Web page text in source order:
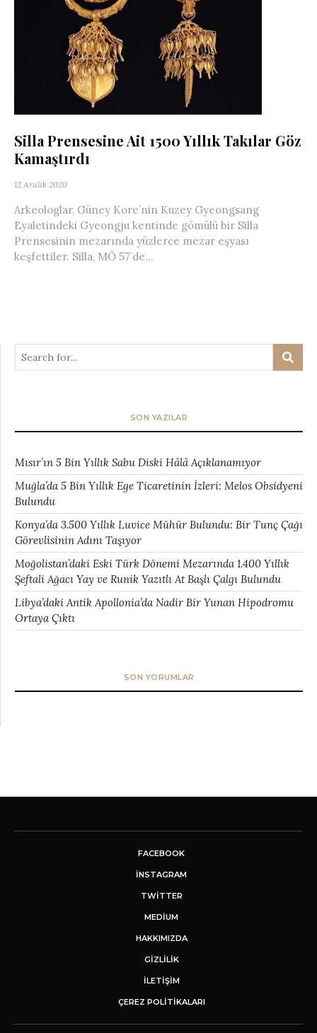
Silla Prensesine Ait 1500 Yıllık Takılar Göz
Kamaştırdı
12 Aralık 2020
Arkeologlar, Güney Kore’nin Kuzey Gyeongsang
Eyaletindeki Gyeongju kentinde gömülü bir Silla
Prensesinin mezarında yüzlerce mezar eşyası
keşfettiler. Silla, MÖ 57’de...
SON YAZILAR
Mısır’ın 5 Bin Yıllık Sabu Diski Hâlâ Açıklanamıyor
Muğla’da 5 Bin Yıllık Ege Ticaretinin İzleri: Melos Obsidyeni
Bulundu
Konya’da 3.500 Yıllık Luvice Mühür Bulundu: Bir Tunç Çağı
Görevlisinin Adını Taşıyor
Moğolistan’daki Eski Türk Dönemi Mezarında 1.400 Yıllık
Şeftali Ağacı Yay ve Runik Yazıtlı At Başlı Çalgı Bulundu
Libya’daki Antik Apollonia’da Nadir Bir Yunan Hipodromu
Ortaya Çıktı
SON YORUMLAR
FACEBOOK
INSTAGRAM
TWITTER
MEDIUM
HAKKIMIZDA
GİZLİLİK
İLETIŞIM
ÇEREZ POLITIKALARI